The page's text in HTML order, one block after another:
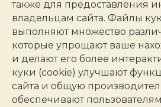
также для предоставления
владельцам сайта. Файлы
выполняют множество
которые упрощают ваше
и делают его более
куки (cookie) улучшают
сайта и общую
обеспечивают